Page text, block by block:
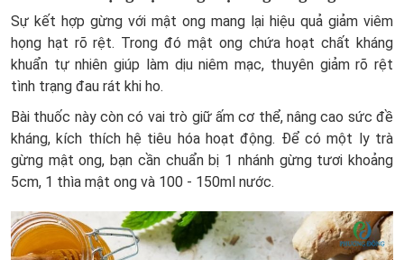
Sự kết hợp gừng với mật ong mang lại hiệu quả giảm viêm
họng hạt rõ rệt. Trong đó mật ong chứa hoạt chất kháng
khuẩn tự nhiên giúp làm dịu niêm mạc, thuyên giảm rõ rệt
tình trạng đau rát khi ho.
Bài thuốc này còn có vai trò giữ ấm cơ thể, nâng cao sức đề
kháng, kích thích hệ tiêu hóa hoạt động. Để có một ly trà
gừng mật ong, bạn cần chuẩn bị 1 nhánh gừng tươi khoảng
5cm, 1 thìa mật ong và 100 - 150ml nước.